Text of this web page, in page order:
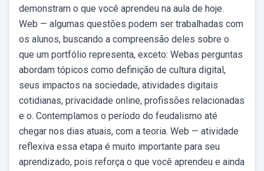
demonstram o que você aprendeu na aula de hoje.
Web — algumas questões podem ser trabalhadas com
os alunos, buscando a compreensão deles sobre o
que um portfólio representa, exceto: Webas perguntas
abordam tópicos como definição de cultura digital,
seus impactos na sociedade, atividades digitais
cotidianas, privacidade online, profissões relacionadas
e o. Contemplamos o período do feudalismo até
chegar nos dias atuais, com a teoria. Web — atividade
reflexiva essa etapa é muito importante para seu
aprendizado, pois reforça o que você aprendeu e ainda